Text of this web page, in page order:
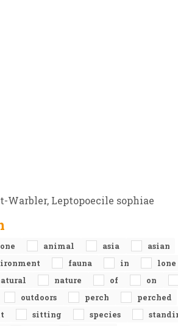
Warbler, Leptopoecile sophiae
animal asia
asian
fauna in
lone
nature of
on
outdoors perch
perched
sitting species